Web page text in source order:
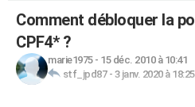
Comment débloquer la
CPF4* ?
marie1975- 15 déc. 2010 à 10:41
stf_jpd87- 3 janv. 2020 à 18:25